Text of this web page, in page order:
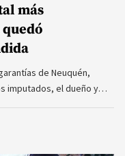
más
de Neuquén,
imputados, el dueño y…